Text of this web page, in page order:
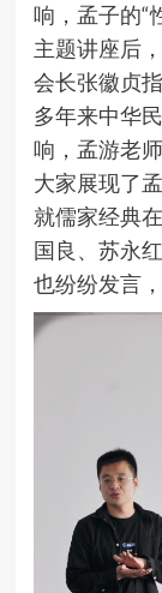
响，孟子的“
主题讲座后
会长张徽贞
多年来中华
响，孟游老
大家展现了
就儒家经典
国良、苏永
也纷纷发言